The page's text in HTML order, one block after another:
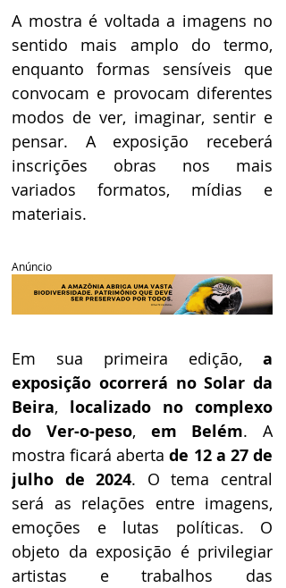
A mostra é voltada a imagens no
sentido mais amplo do termo,
enquanto formas sensíveis que
convocam e provocam diferentes
modos de ver, imaginar, sentir e
pensar. A exposição receberá
inscrições obras nos mais
variados formatos, mídias e
materiais.
Anúncio
Em sua primeira edição, a
exposição ocorrerá no Solar da
Beira, localizado no complexo
do Ver-o-peso, em Belém. A
mostra ficará aberta de 12 a 27 de
julho de 2024. O tema central
será as relações entre imagens,
emoções e lutas políticas. O
objeto da exposição é privilegiar
artistas e trabalhos das